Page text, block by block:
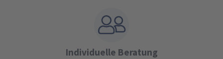
Individuelle Beratung